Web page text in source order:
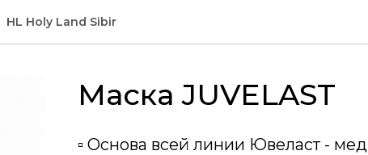
HL Holy Land Sibir
Маска JUVELAST
▫️ Основа всей линии Ювеласт -